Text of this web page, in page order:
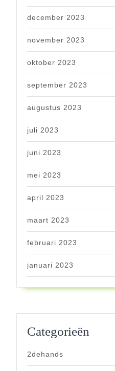
december 2023
november 2023
oktober 2023
september 2023
augustus 2023
juli 2023
juni 2023
mei 2023
april 2023
maart 2023
februari 2023
januari 2023
Categorieën
2dehands